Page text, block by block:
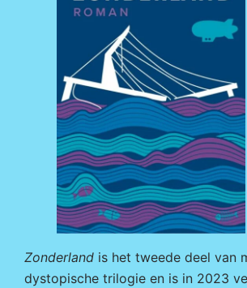
Zonderland is het tweede deel van
dystopische trilogie en is in 2023